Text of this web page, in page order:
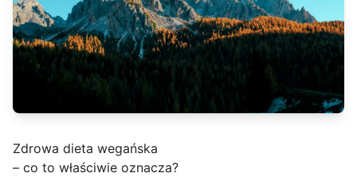
Zdrowa dieta wegańska
– co to właściwie oznacza?